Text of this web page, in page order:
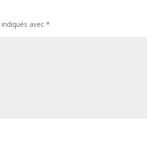
avec*